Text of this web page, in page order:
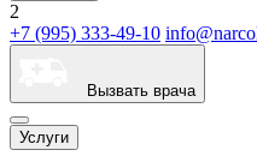
2
+7 (995) 333-49-10
Вызвать врача
Услуги